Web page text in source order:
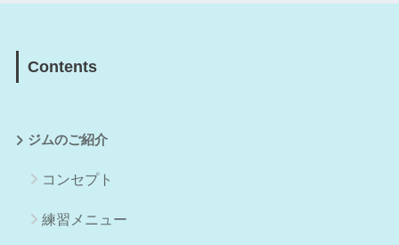
Contents
ジムのご紹介
コンセプト
練習メニュー